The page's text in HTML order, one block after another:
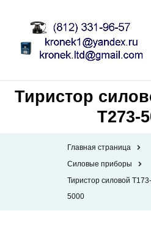
Тиристор
Т273-
Главная страница
Силовые приборы
Тиристор силовой
5000